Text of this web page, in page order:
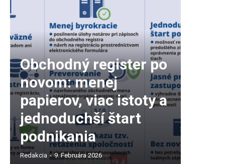
Obchodný register po
novom: menej
papierov, viac istoty a
jednoduchší štart
podnikania
Redakcia - 9. Februára 2026